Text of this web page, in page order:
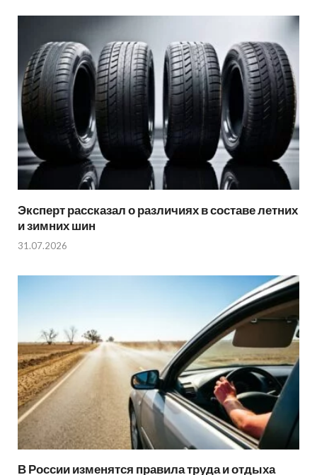
Эксперт рассказал о различиях в составе летних
и зимних шин
31.07.2026
В России изменятся правила труда и отдыха